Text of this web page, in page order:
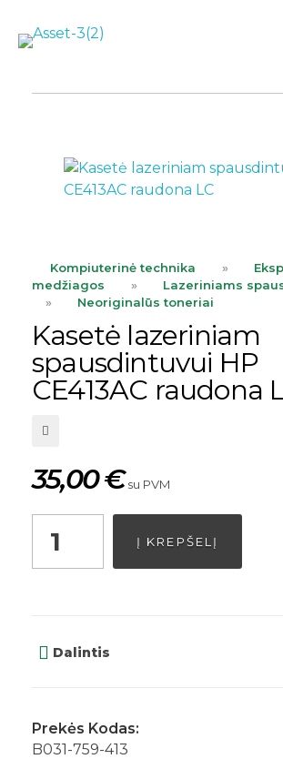
Kompiuterinė technika »
medžiagos
»
Lazeriniams
»
Neoriginalūs toneriai
Kasetė lazeriniam
spausdintuvui HP
CE413AC raudona
35,00€ su PVM
Į KREPŠELĮ
Dalintis
Prekės Kodas:
B031-759-413